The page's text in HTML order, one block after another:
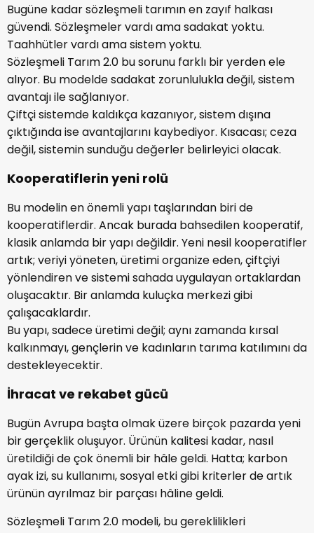
Bugüne kadar sözleşmeli tarımın en zayıf halkası
güvendi. Sözleşmeler vardı ama sadakat yoktu.
Taahhütler vardı ama sistem yoktu.
Sözleşmeli Tarım 2.0 bu sorunu farklı bir yerden ele
alıyor. Bu modelde sadakat zorunlulukla değil, sistem
avantajı ile sağlanıyor.
Çiftçi sistemde kaldıkça kazanıyor, sistem dışına
çıktığında ise avantajlarını kaybediyor. Kısacası; ceza
değil, sistemin sunduğu değerler belirleyici olacak.
Kooperatiflerin yeni rolü
Bu modelin en önemli yapı taşlarından biri de
kooperatiflerdir. Ancak burada bahsedilen kooperatif,
klasik anlamda bir yapı değildir. Yeni nesil kooperatifler
artık; veriyi yöneten, üretimi organize eden, çiftçiyi
yönlendiren ve sistemi sahada uygulayan ortaklardan
oluşacaktır. Bir anlamda kuluçka merkezi gibi
çalışacaklardır.
Bu yapı, sadece üretimi değil; aynı zamanda kırsal
kalkınmayı, gençlerin ve kadınların tarıma katılımını da
destekleyecektir.
İhracat ve rekabet gücü
Bugün Avrupa başta olmak üzere birçok pazarda yeni
bir gerçeklik oluşuyor. Ürünün kalitesi kadar, nasıl
üretildiği de çok önemli bir hâle geldi. Hatta; karbon
ayak izi, su kullanımı, sosyal etki gibi kriterler de artık
ürünün ayrılmaz bir parçası hâline geldi.
Sözleşmeli Tarım 2.0 modeli, bu gereklilikleri